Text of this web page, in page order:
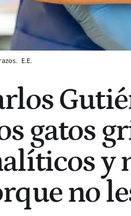
E.E.
gatos
y
no